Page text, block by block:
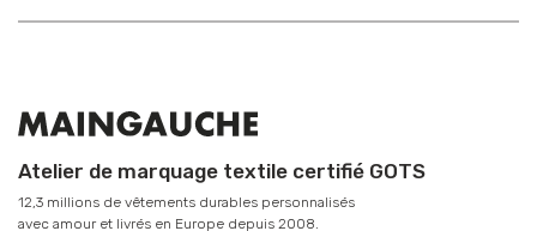
Atelier de marquage textile certifié GOTS
12,3 millions de vêtements durables personnalisés
avec amour et livrés en Europe depuis 2008.